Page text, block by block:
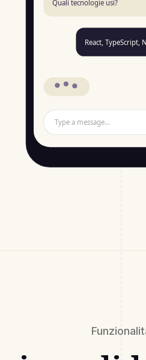
Quali tecnologie usi?
React, TypeScript,
Type a message…